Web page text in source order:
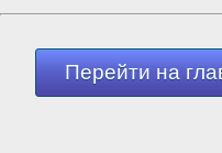
Информационная война
Перейти на